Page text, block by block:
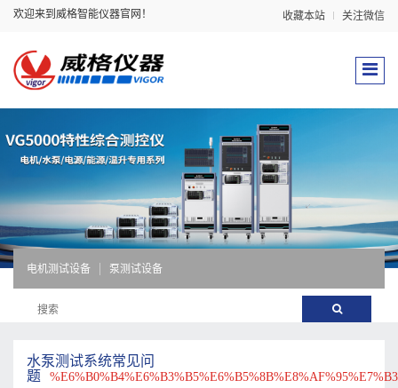
欢迎来到威格智能仪器官网！ 收藏本站 关注微信
电机测试设备 泵测试设备
水泵测试系统常见问
题